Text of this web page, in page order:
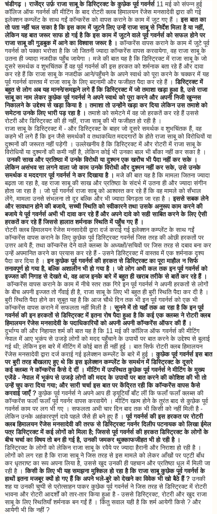
चंडीगढ़ । राजेंद्र उर्फ़ राजा साबू के डिस्ट्रिक्ट के कुछेक पूर्व गवर्नर्स 11 मई को संपन्न हुई
कॉलिज ऑफ गवर्नर्स की मीटिंग के बाद रोटरी क्लब हिमालयन रेंजेस मनसादेवी द्वारा की गई
इलेक्शन कम्प्लेंट के साथ गईं कॉन्करेंस को वापस कराने के काम में जुट गए हैं ।इस बात का
तो पता नहीं चल सका है कि इस काम में जुटने लिए उन्हें राजा साबू से निर्देश मिला है या नहीं,
लेकिन यह बात जरूर साफ हो गई है कि इस काम में जुटने वाले पूर्व गवर्नर्स को सफल होने पर
राजा साबू की गुडबुक में आने का विश्वास जरूर है । कॉन्करेंस वापस कराने के काम में जुटे पूर्व
गवर्नर्स को पक्का भरोसा है कि जो जितनी ज्यादा कॉन्करेंस वापस करवायेगा, वह राजा साबू के
उतना ही ज्यादा नजदीक पहुँच जायेगा । मजे की बात यह है कि डिस्ट्रिक्ट में राजा साबू के जो
दूसरे समर्थक व शुभचिंतक हैं वह पूर्व गवर्नर्स की इस हरकत को शर्मनाक बता रहे हैं और दावा
कर रहे हैं कि राजा साबू के नजदीक आने/पहुँचने के अपने स्वार्थ को पूरा करने के चक्कर में यह
पूर्व गवर्नर्स वास्तव में राजा साबू के लिए बदनामी और फजीहत पैदा कर रहे हैं ।डिस्ट्रिक्ट में
बहुत से लोग अब यह मानने/समझने लगे हैं कि डिस्ट्रिक्ट में जो तमाशा खड़ा हुआ है, उसे राजा
साबू का नाम लेकर कुछेक पूर्व गवर्नर्स ने अपने स्वार्थ को पूरा करने और अपनी निजी खुन्नस
निकालने के उद्देश्य से खड़ा किया है । तमाशा तो उन्होंने खड़ा कर दिया लेकिन उस तमाशे को
समेटना उनके लिए भारी पड़ रहा है । तमाशे को समेटने में वह जो हरकतें कर रहे हैं उससे
रोटरी और डिस्ट्रिक्ट की ही नहीं, राजा साबू की भी फजीहत हो रही है ।
राजा साबू के डिस्ट्रिक्ट में - और डिस्ट्रिक्ट के बाहर जो दूसरे समर्थक व शुभचिंतक हैं, वह
कहने भी लगे हैं कि इन जैसे समर्थकों व तथाकथित मददगारों के होते राजा साबू को विरोधियों या
दुश्मनों की जरूरत नहीं पड़ेगी । उल्लेखनीय है कि डिस्ट्रिक्ट में और रोटरी में राजा साबू के
विरोधियों या दुश्मनों की कमी नहीं है, लेकिन कोई भी उनका बाल भी बाँका नहीं कर सका है ।
उनकी साख और प्रतिष्ठा में उनके विरोधी या दुश्मन एक खरोंच भी पैदा नहीं कर सके ।
लेकिन असंभव सा लगने वाला जो काम उनके विरोधी और दुश्मन नहीं कर सके, उसे उनके
समर्थक व मददगार पूर्व गवर्नर्स ने कर दिखाया है । मजे की बात यह है कि मामला जितना ज्यादा
बढ़ता जा रहा है, वह राजा साबू की साख और प्रतिष्ठा के संदर्भ में उतना ही और ज्यादा संगीन
होता जा रहा है । जो पूर्व गवर्नर्स राजा साबू को आश्वस्त कर रहे हैं कि वह मामले को सँभाल
लेंगे, मामला उनसे संभलना तो दूर बल्कि और भी ज्यादा बिगड़ता जा रहा है ।इससे सबक लेने
और सावधान होने की बजाये, सच्ची स्थिति को स्वीकारने तथा उसके अनुरूप काम करने की
बजाये ये पूर्व गवर्नर्स अभी भी दावा कर रहे हैं और अपने दावे को सही साबित करने के लिए ऐसी
हरकतें कर रहे हैं जिससे हालात शर्मनाक स्थिति में पहुँच गए हैं ।
रोटरी क्लब हिमालयन रेंजेस मनसादेवी द्वारा दर्ज कराई गई इलेक्शन कम्प्लेंट के साथ गईं
कॉन्करेंस वापस कराने के लिए कुछेक पूर्व डिस्ट्रिक्ट गवर्नर्स जिस तरह की ओछी हरकतों पर
उत्तर आये हैं; तथा कॉन्करेंस देने वाले क्लब्स के अध्यक्षों/सचिवों पर जिस तरह से दबाव बना कर
उन्हें अपमानित करने का प्रयास कर रहे हैं - उसने डिस्ट्रिक्ट में वास्तव में एक शर्मनाक दृश्य
पैदा कर दिया है ।इन कुछेक पूर्व गवर्नर्स की हरकत से डिस्ट्रिक्ट का पूरा माहौल न सिर्फ
तनावपूर्ण हो गया है, बल्कि अशालीन भी हो गया है । जो लोग अभी कल तक इन पूर्व गवर्नर्स को
इज्जत की निगाह से देखते थे, वह आज इनके बारे में बहुत ही खराब तरीके से बातें कर रहे हैं ।
कॉन्करेंस वापस कराने के काम में नीचे स्तर तक गिरे इन पूर्व गवर्नर्स ने अपनी हरकतों से लोगों
के बीच अपनी इज्जत तो गँवाई ही है, राजा साबू के लिए भी बहुत ही बुरी स्थिति पैदा कर दी है ।
बुरी स्थिति पैदा होने का सुबूत यह है कि आज चौथे दिन तक भी इन पूर्व गवर्नर्स को एक भी
कॉन्करेंस वापस कराने में सफलता नहीं मिली है ।सुनने में तो यहाँ तक आ रहा है कि इन पूर्व
गवर्नर्स की इन हरकतों से डिस्ट्रिक्ट में इतना रोष पैदा हुआ है कि कई एक क्लब्स ने रोटरी क्लब
हिमालयन रेंजेस मनसादेवी के पदाधिकारियों को अपनी अपनी कॉन्करेंस ऑफर की हैं ।
दुर्भाग्य की और निहायत शर्म की बात यह है कि 11 मई की कॉलिज ऑफ गवर्नर्स की मीटिंग
नेपाल में आए भूकंप से उजड़े लोगों को मदद पहुँचाने के उपायों पर बात करने के उद्देश्य से बुलाई
गई थी; लेकिन इस बारे में मीटिंग में कोई बात ही नहीं हुई । बात सिर्फ रोटरी क्लब हिमालयन
रेंजेस मनसादेवी द्वारा दर्ज कराई गई इलेक्शन कम्प्लेंट के बारे में हुई ।कुछेक पूर्व गवर्नर्स इस बात
पर बुरी तरह बौखलाए हुए थे कि इस इलेक्शन कम्प्लेंट के समर्थन में डिस्ट्रिक्ट के दूसरे
कई क्लब्स ने कॉन्करेंस कैसे दे दीं । मीटिंग में उपस्थित कुछेक पूर्व गवर्नर्स ने मीटिंग के मुख्य
एजेंडे - नेपाल में भूकंप से उजड़े लोगों की मदद के उपायों पर बात करने की कोशिश की भी तो
उन्हें चुप करा दिया गया; और सारी चर्चा इस बात पर केंद्रित रही कि कॉन्करेंस वापस कैसे
करवाई जाएँ ? कुछेक पूर्व गवर्नर्स ने अपने आप ही ड्यूटियाँ बाँट लीं कि फलाँ फलाँ क्लब्स की
कॉन्करेंस फलाँ फलाँ पूर्व गवर्नर वापस करवायेंगे । मीटिंग खत्म होने के तुरंत बाद से कुछेक पूर्व
गवर्नर्स काम पर लग भी गए । सफलता अभी चार दिन बाद तक भी किसी को नहीं मिली है -
लेकिन उनके अहंकारपूर्ण दावे पहले जैसे ही बने हुए हैं ।पूर्व गवर्नर्स की इस हरकत पर रोटरी
क्लब हिमालयन रेंजेस मनसादेवी की तरफ से डिस्ट्रिक्ट गवर्नर दिलीप पटनायक को लिखा ईमेल
पत्र डिस्ट्रिक्ट में कई लोगों को मिला है; जिससे पूर्व गवर्नर्स की हरकत डिस्ट्रिक्ट के लोगों के
बीच चर्चा का विषय तो बन ही गई है, उनकी जमकर थुक्काफजीहत भी हो रही है ।
डिस्ट्रिक्ट के लोगों को लेकिन राजा साबू के रवैये पर ज्यादा हैरानी और निराशा हो रही है ।
लोगों को लग रहा है कि राजा साबू ने जिस तरह से इस मामले को लेकर आँखों पर पट्टी बाँध
कर धृतराष्ट का रूप अपना लिया है, उससे खुद उनकी ही पहचान और प्रतिष्ठा धूल में मिली जा
रही है ।किसी के लिए भी यह समझना मुश्किल हो रहा है कि राजा साबू कुछेक पूर्व गवर्नर्स के
हाथों इतना मजबूर क्यों हो गए हैं कि अपने भले-बुरे को देखने का विवेक भी खो बैठे हैं ? उनकी
शह या उनकी चुप्पी से प्रोत्साहन पाकर कुछेक पूर्व गवर्नर्स ने जिस तरह से डिस्ट्रिक्ट में रोटरी
भावना और रोटरी आदर्शों को तार-तार किया हुआ है - उससे डिस्ट्रिक्ट, रोटरी और खुद राजा
साबू के लिए स्थितियाँ शर्मनाक बन गईं हैं । किंतु सवाल यही है कि शर्म आयेगी किसे ? और
आयेगी भी कि नहीं ?